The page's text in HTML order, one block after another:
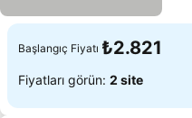
Başlangıç Fiyatı ₺2.821
Fiyatları görün: 2 site